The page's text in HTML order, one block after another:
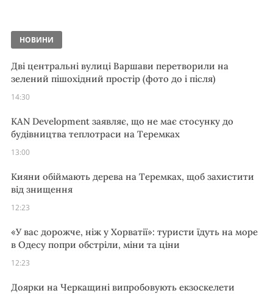
НОВИНИ
Дві центральні вулиці Варшави перетворили на
зелений пішохідний простір (фото до і після)
14:30
KAN Development заявляє, що не має стосунку до
будівництва теплотраси на Теремках
13:00
Кияни обіймають дерева на Теремках, щоб захистити
від знищення
12:23
«У вас дорожче, ніж у Хорватії»: туристи їдуть на море
в Одесу попри обстріли, міни та ціни
12:23
Доярки на Черкащині випробовують екзоскелети